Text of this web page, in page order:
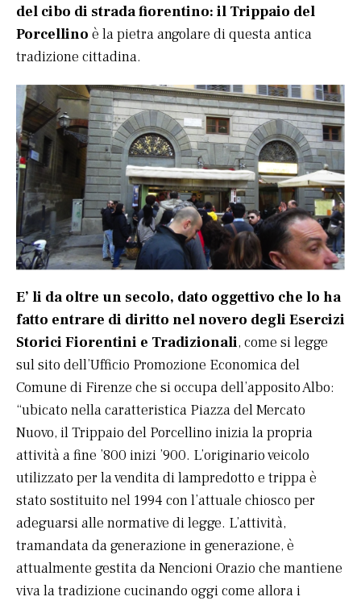
del cibo di strada fiorentino: il Trippaio del
Porcellino è la pietra angolare di questa antica
tradizione cittadina.
E’ li da oltre un secolo, dato oggettivo che lo ha
fatto entrare di diritto nel novero degli Esercizi
Storici Fiorentini e Tradizionali, come si legge
sul sito dell’Ufficio Promozione Economica del
Comune di Firenze che si occupa dell’apposito Albo:
“ubicato nella caratteristica Piazza del Mercato
Nuovo, il Trippaio del Porcellino inizia la propria
attività a fine ’800 inizi ’900. L’originario veicolo
utilizzato per la vendita di lampredotto e trippa è
stato sostituito nel 1994 con l’attuale chiosco per
adeguarsi alle normative di legge. L’attività,
tramandata da generazione in generazione, è
attualmente gestita da Nencioni Orazio che mantiene
viva la tradizione cucinando oggi come allora i